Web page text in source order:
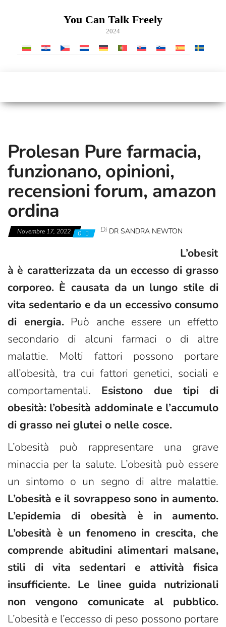
You Can Talk Freely
2024
Prolesan Pure farmacia,
funzionano, opinioni,
recensioni forum, amazon
ordina
Novembre 17, 2022 0 Di DR SANDRA NEWTON
L’obesit
à è caratterizzata da un eccesso di grasso
corporeo. È causata da un lungo stile di
vita sedentario e da un eccessivo consumo
di energia.Può anche essere un effetto
secondario di alcuni farmaci o di altre
malattie. Molti fattori possono portare
all’obesità, tra cui fattori genetici, sociali e
comportamentali. Esistono due tipi di
obesità: l’obesità addominale e l’accumulo
di grasso nei glutei o nelle cosce.
L’obesità può rappresentare una grave
minaccia per la salute. L’obesità può essere
un sintomo o un segno di altre malattie.
L’obesità e il sovrappeso sono in aumento.
L’epidemia di obesità è in aumento.
L’obesità è un fenomeno in crescita, che
comprende abitudini alimentari malsane,
stili di vita sedentari e attività fisica
insufficiente. Le linee guida nutrizionali
non vengono comunicate al pubblico.
L’obesità e l’eccesso di peso possono portare